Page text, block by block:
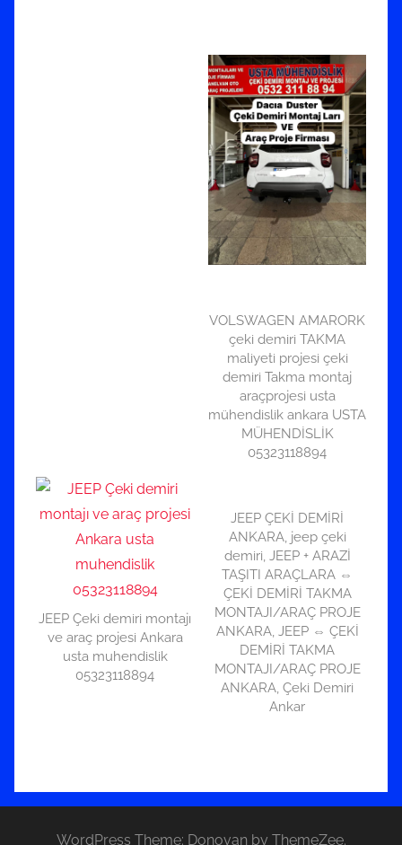
VOLSWAGEN AMARORK
çeki demiri TAKMA
maliyeti projesi çeki
demiri Takma montaj
araçprojesi usta
mühendislik ankara USTA
MÜHENDİSLİK
05323118894
JEEP Çeki demiri montajı
ve araç projesi Ankara
usta muhendislik
05323118894
JEEP ÇEKİ DEMİRİ
ANKARA, jeep çeki
demiri, JEEP + ARAZİ
TAŞITI ARAÇLARA ⇔
ÇEKİ DEMİRİ TAKMA
MONTAJI/ARAÇ PROJE
ANKARA, JEEP ⇔ ÇEKİ
DEMİRİ TAKMA
MONTAJI/ARAÇ PROJE
ANKARA, Çeki Demiri
Ankar
WordPress Theme: Donovan by ThemeZee.